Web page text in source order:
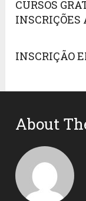
CURSOS
INSCRIÇÕES
INSCRIÇÃO
About